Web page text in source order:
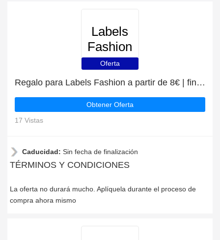
Labels
Fashion
Oferta
Regalo para Labels Fashion a partir de 8€ | fin en breve
Obtener Oferta
17 Vistas
Caducidad: Sin fecha de finalización
TÉRMINOS Y CONDICIONES
La oferta no durará mucho. Aplíquela durante el proceso de
compra ahora mismo